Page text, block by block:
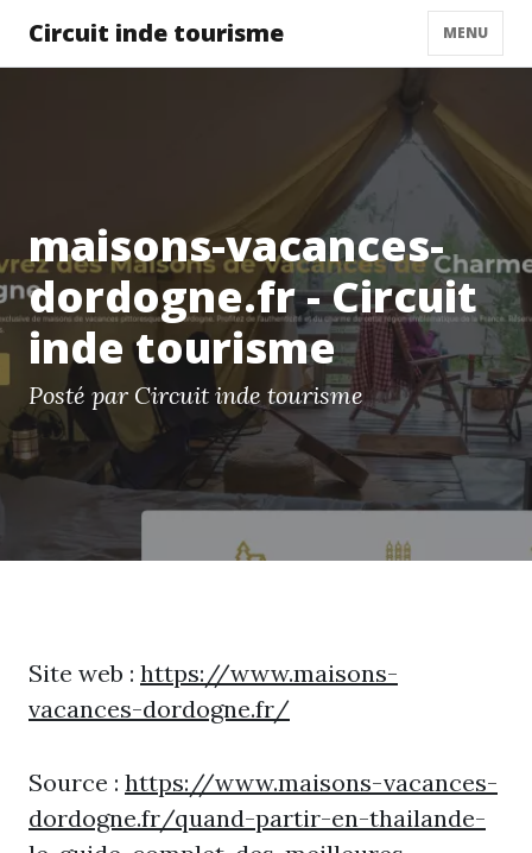
Circuit inde tourisme MENU
maisons-vacances-
dordogne.fr - Circuit
inde tourisme
Posté par Circuit inde tourisme
Site web : https://www.maisons-
vacances-dordogne.fr/
Source : https://www.maisons-vacances-
dordogne.fr/quand-partir-en-thailande-